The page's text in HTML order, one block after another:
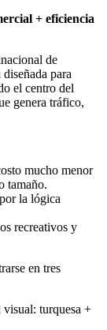
+ eficiencia
de
para
el centro del
genera tráfico,
mucho menor
tamaño.
por la lógica
recreativos y
en tres
turquesa +